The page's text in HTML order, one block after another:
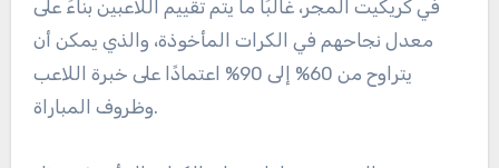
عند تحليل إحصائيات لاعبي الكريكيت المجريين، تشمل
إحصائيات الميدان الرئيسية عدد الكرات المأخوذة،
والإخراجات، وكفاءة الميدان العامة. توفر هذه